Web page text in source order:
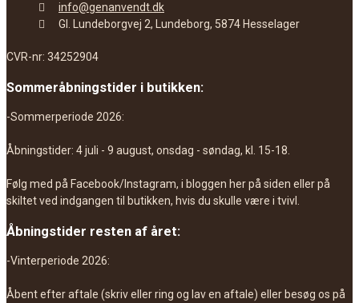
info@genanvendt.dk
Gl. Lundeborgvej 2, Lundeborg, 5874 Hesselager
CVR-nr: 34252904
Sommeråbningstider i butikken:
-Sommerperiode 2026:
Åbningstider: 4 juli - 9 august, onsdag - søndag, kl. 15-18.
Følg med på Facebook/Instagram, i bloggen her på siden eller på
skiltet ved indgangen til butikken, hvis du skulle være i tvivl.
Åbningstider resten af året:
-Vinterperiode 2026:
Åbent efter aftale (skriv eller ring og lav en aftale) eller besøg os på